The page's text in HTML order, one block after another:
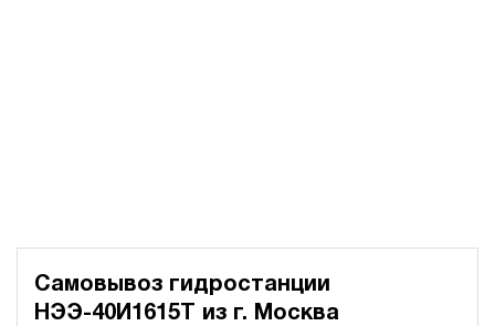
Самовывоз гидростанции
НЭЭ-40И1615Т из г. Москва